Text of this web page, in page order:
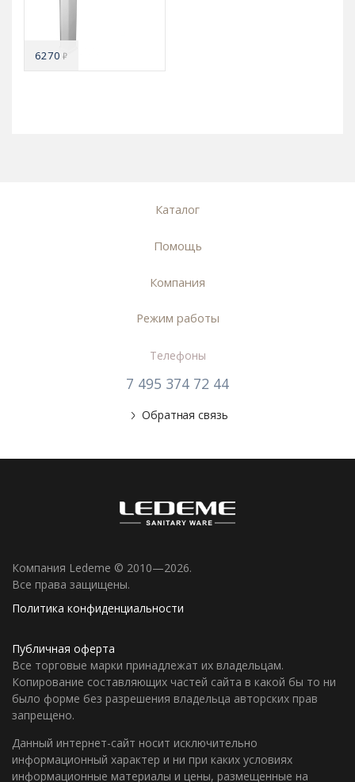
6270₽
Каталог
Помощь
Компания
Режим работы
Телефоны
7 495 374 72 44
Обратная связь
Компания Ledeme © 2010—2026.
Все права защищены.
Политика конфиденциальности
Публичная оферта
Все торговые марки принадлежат их владельцам.
Копирование составляющих частей сайта в какой бы то ни
было форме без разрешения владельца авторских прав
запрещено.
Данный интернет-сайт носит исключительно
информационный характер и ни при каких условиях
информационные материалы и цены, размещенные на